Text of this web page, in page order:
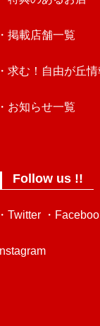
・掲載店舗一覧
・求む！自由が丘
・お知らせ一覧
Follow us !!
・Twitter ・
Instagram